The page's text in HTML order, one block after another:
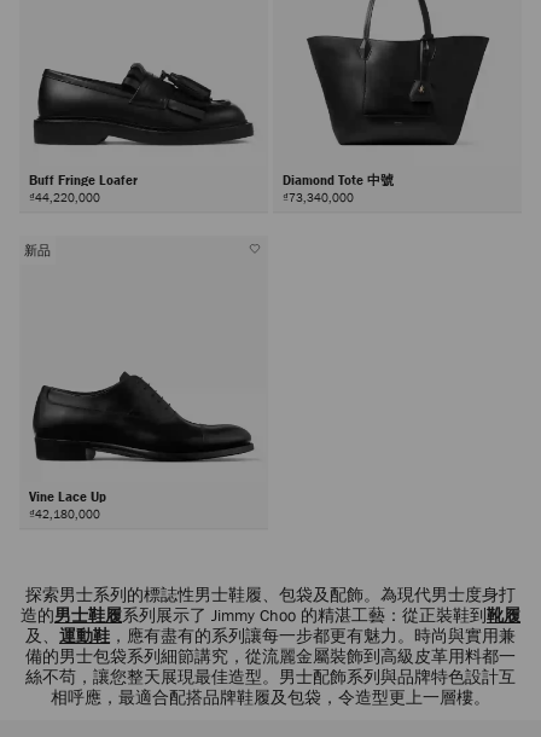
Buff Fringe Loafer
₫44,220,000
Diamond Tote 中號
₫73,340,000
新品
Vine Lace Up
₫42,180,000
頁探索男士系列的標誌性男士鞋履、包袋及配飾。為現代男士度身打
造的男士鞋履系列展示了 Jimmy Choo 的精湛工藝：從正裝鞋到 靴履
及、 運動鞋 ，應有盡有的系列讓每一步都更有魅力。時尚與實用兼
備的男士包袋系列細節講究，從流麗金屬裝飾到高級皮革用料都一
絲不苟，讓您整天展現最佳造型。男士配飾系列與品牌特色設計互
相呼應，最適合配搭品牌鞋履及包袋，令造型更上一層樓。